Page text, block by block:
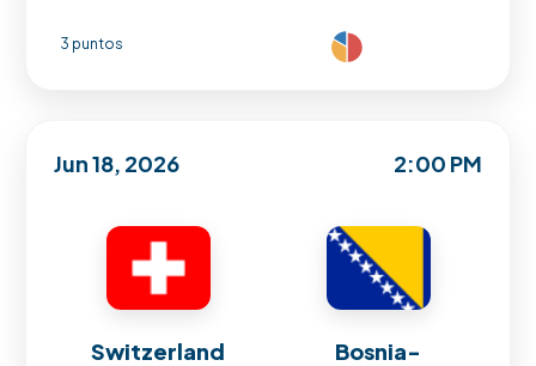
3 puntos
Jun 18, 2026 2:00 PM
Switzerland
Bosnia-